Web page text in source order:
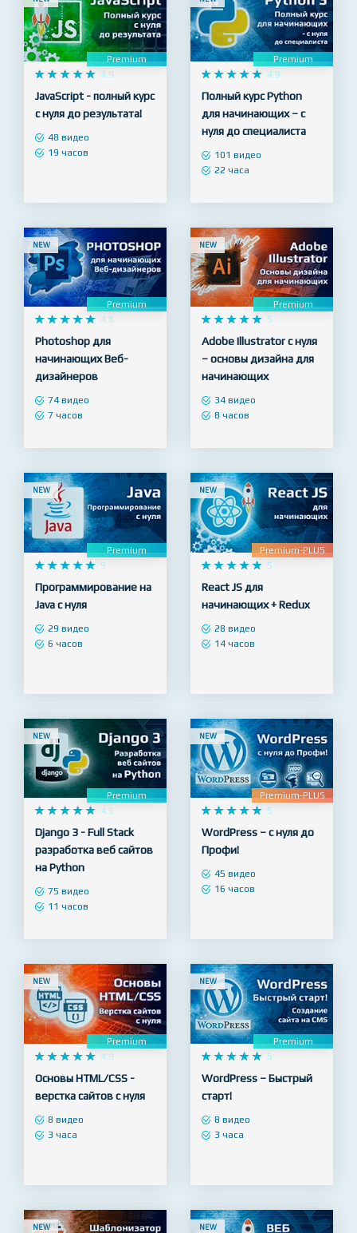
NEW
Premium
    
     4.9
JavaScript - полный курс
с нуля до результата!
NEW
Premium
    
     4.9
Полный курс Python
для начинающих – с
нуля до специалиста
NEW
    
     4.8
Photoshop для
начинающих Веб-
дизайнеров
NEW
Premium
    
     5
Adobe Illustrator с нуля
– основы дизайна для
начинающих
NEW
Premium
    
    
Программирование на
Java с нуля
NEW
Premium-PLUS
    
     5
React JS для
начинающих + Redux
NEW
    
     4.9
Django 3 - Full Stack
разработка веб сайтов
на Python
NEW
Premium-PLUS
  
  
WordPress – с нуля до
Профи!
NEW
    
     4.9
Основы HTML/CSS -
верстка сайтов с нуля
NEW
Premium
  
  
WordPress – Быстрый
старт!